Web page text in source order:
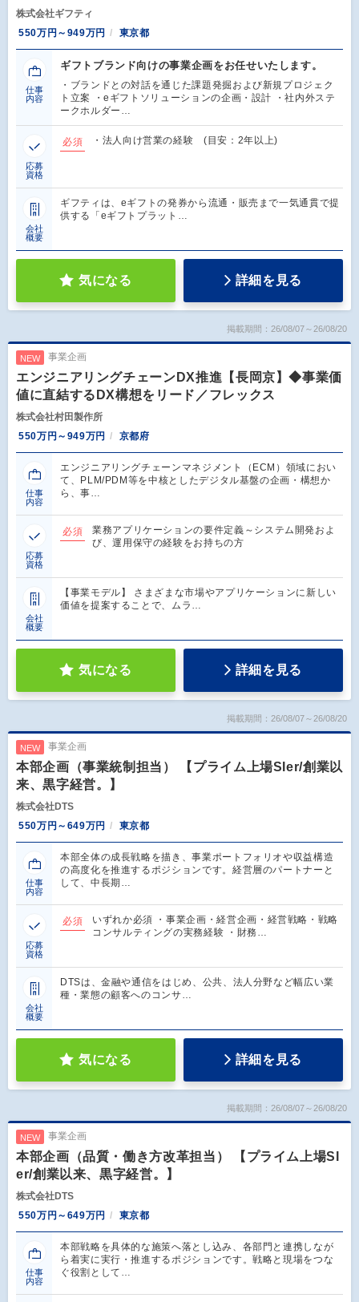
株式会社ギフティ
550万円～949万円
東京都
仕事
内容
ギフトブランド向けの事業企画をお任せいたします。
・ブランドとの対話を通じた課題発掘および新規プロジェク
ト立案 ・eギフトソリューションの企画・設計 ・社内外ステ
ークホルダー…
応募
資格
必須 ・法人向け営業の経験 (目安：2年以上)
会社
概要
ギフティは、eギフトの発券から流通・販売まで一気通貫で提
供する「eギフトプラット…
気になる 詳細を見る
掲載期間：26/08/07～26/08/20
NEW 事業企画
エンジニアリングチェーンDX推進【長岡京】◆事業価
値に直結するDX構想をリード／フレックス
株式会社村田製作所
550万円～949万円
京都府
仕事
内容
エンジニアリングチェーンマネジメント（ECM）領域におい
て、PLM/PDM等を中核としたデジタル基盤の企画・構想か
ら、事…
応募
資格
必須
業務アプリケーションの要件定義～システム開発およ
び、運用保守の経験をお持ちの方
会社
概要
【事業モデル】 さまざまな市場やアプリケーションに新しい
価値を提案することで、ムラ…
気になる 詳細を見る
掲載期間：26/08/07～26/08/20
NEW 事業企画
本部企画（事業統制担当） 【プライム上場SIer/創業以
来、黒字経営。】
株式会社DTS
550万円～649万円
東京都
仕事
内容
本部全体の成長戦略を描き、事業ポートフォリオや収益構造
の高度化を推進するポジションです。経営層のパートナーと
して、中長期…
応募
資格
必須
いずれか必須 ・事業企画・経営企画・経営戦略・戦略
コンサルティングの実務経験 ・財務…
会社
概要
DTSは、金融や通信をはじめ、公共、法人分野など幅広い業
種・業態の顧客へのコンサ…
気になる 詳細を見る
掲載期間：26/08/07～26/08/20
NEW 事業企画
本部企画（品質・働き方改革担当） 【プライム上場SI
er/創業以来、黒字経営。】
株式会社DTS
550万円～649万円
東京都
仕事
内容
本部戦略を具体的な施策へ落とし込み、各部門と連携しなが
ら着実に実行・推進するポジションです。戦略と現場をつな
ぐ役割として…